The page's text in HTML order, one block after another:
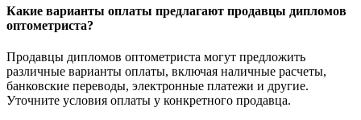
Какие варианты оплаты предлагают продавцы дипломов
оптометриста?
Продавцы дипломов оптометриста могут предложить
различные варианты оплаты, включая наличные расчеты,
банковские переводы, электронные платежи и другие.
Уточните условия оплаты у конкретного продавца.